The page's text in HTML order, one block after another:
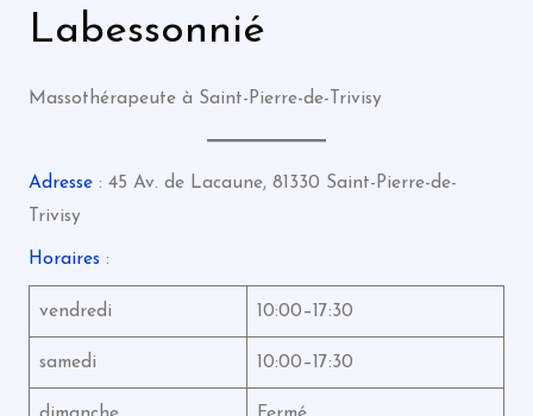
Labessonnié
Massothérapeute à Saint-Pierre-de-Trivisy
Adresse: 45 Av. de Lacaune, 81330 Saint-Pierre-de-
Trivisy
Horaires :
vendredi 10:00–17:30
samedi 10:00–17:30